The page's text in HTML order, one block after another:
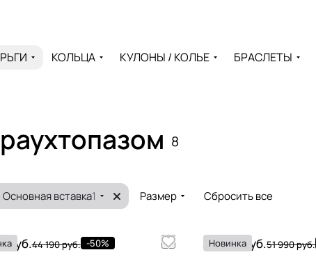
КОЛЬЦА КУЛОНЫ / КОЛЬЕ БРАСЛЕТЫ
8
Основная вставка1 Размер Сбросить все
руб.44 190 руб. -50% Новинка
25 995 руб.51 990 руб.